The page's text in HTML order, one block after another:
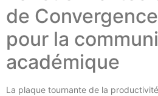
de
pour la
académique
La plaque tournante de la productivité